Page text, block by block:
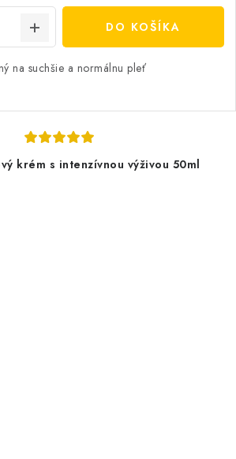
DO KOŠÍKA
na suchšie a normálnu pleť
krém s intenzívnou výživou 50ml